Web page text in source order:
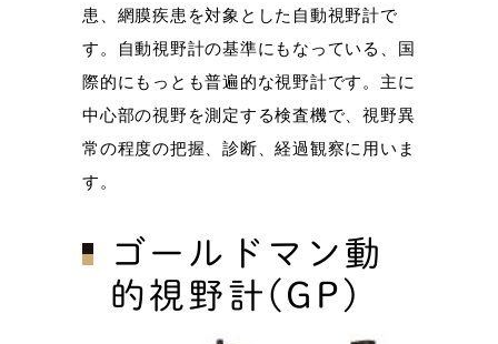
患、網膜疾患を対象とした自動視野計で
す。自動視野計の基準にもなっている、国
際的にもっとも普遍的な視野計です。主に
中心部の視野を測定する検査機で、視野異
常の程度の把握、診断、経過観察に用いま
す。
ゴールドマン動
的視野計(GP)